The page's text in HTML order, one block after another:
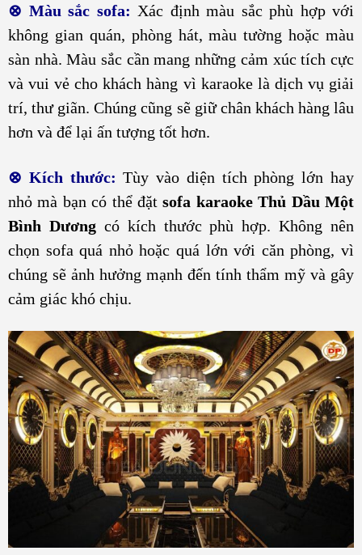
⊗ Màu sắc sofa: Xác định màu sắc phù hợp với
không gian quán, phòng hát, màu tường hoặc màu
sàn nhà. Màu sắc cần mang những cảm xúc tích cực
và vui vẻ cho khách hàng vì karaoke là dịch vụ giải
trí, thư giãn. Chúng cũng sẽ giữ chân khách hàng lâu
hơn và để lại ấn tượng tốt hơn.
⊗ Kích thước: Tùy vào diện tích phòng lớn hay
nhỏ mà bạn có thể đặtsofa karaoke Thủ Dầu Một
Bình Dươngcó kích thước phù hợp. Không nên
chọn sofa quá nhỏ hoặc quá lớn với căn phòng, vì
chúng sẽ ảnh hưởng mạnh đến tính thẩm mỹ và gây
cảm giác khó chịu.